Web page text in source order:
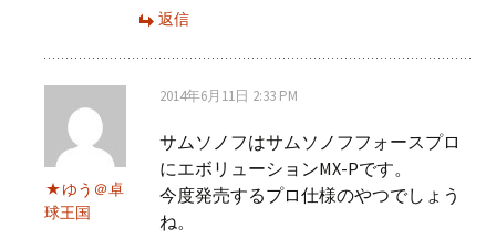
返信
ゆう＠卓
球王国
2014年6月11日 2:33 PM
サムソノフはサムソノフフォースプロ
にエボリューションMX-Pです。
今度発売するプロ仕様のやつでしょう
ね。